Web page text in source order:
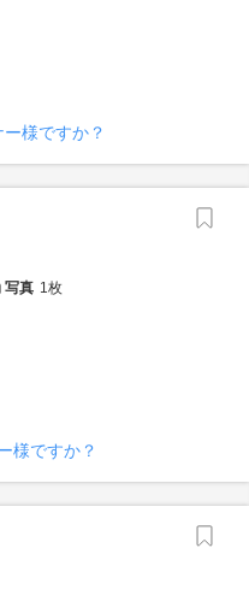
様ですか？
写真 1枚
様ですか？